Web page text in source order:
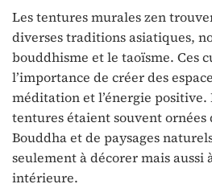
Les tentures murales zen
diverses traditions asiatiques,
bouddhisme et le taoïsme. Ces
l’importance de créer des
méditation et l’énergie positive.
tentures étaient souvent
Bouddha et de paysages
seulement à décorer mais
intérieure.